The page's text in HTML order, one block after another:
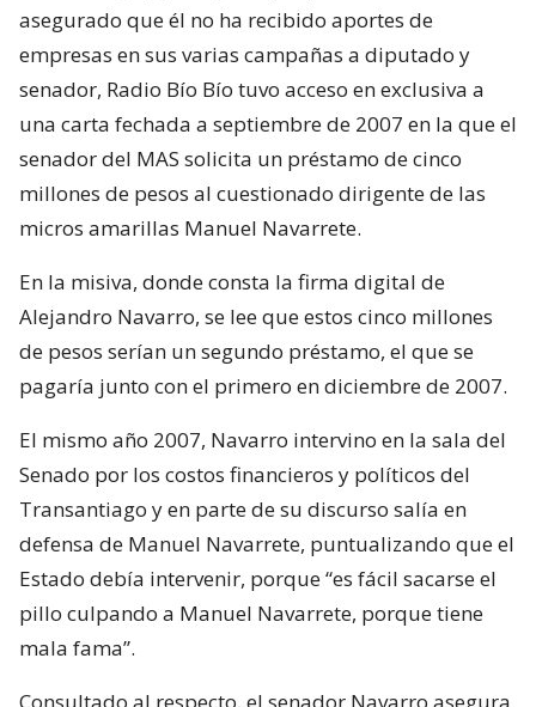
asegurado que él no ha recibido aportes de
empresas en sus varias campañas a diputado y
senador, Radio Bío Bío tuvo acceso en exclusiva a
una carta fechada a septiembre de 2007 en la que el
senador del MAS solicita un préstamo de cinco
millones de pesos al cuestionado dirigente de las
micros amarillas Manuel Navarrete.
En la misiva, donde consta la firma digital de
Alejandro Navarro, se lee que estos cinco millones
de pesos serían un segundo préstamo, el que se
pagaría junto con el primero en diciembre de 2007.
El mismo año 2007, Navarro intervino en la sala del
Senado por los costos financieros y políticos del
Transantiago y en parte de su discurso salía en
defensa de Manuel Navarrete, puntualizando que el
Estado debía intervenir, porque “es fácil sacarse el
pillo culpando a Manuel Navarrete, porque tiene
mala fama”.
Consultado al respecto, el senador Navarro asegura